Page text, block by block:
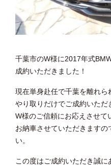
千葉市のW様に2017年式
成約いただきました！
現在単身赴任で千葉を離れ
やり取りだけでご成約いただ
W様のご信頼にお応えさせて
お納車させていただきますの
い。
この度はご成約いただき誠に